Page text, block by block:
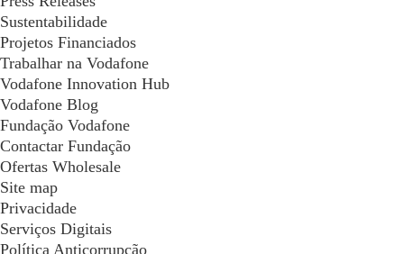
Sustentabilidade
Projetos Financiados
Trabalhar na Vodafone
Vodafone Innovation Hub
Vodafone Blog
Fundação Vodafone
Contactar Fundação
Ofertas Wholesale
Site map
Privacidade
Serviços Digitais
Política Anticorrupção